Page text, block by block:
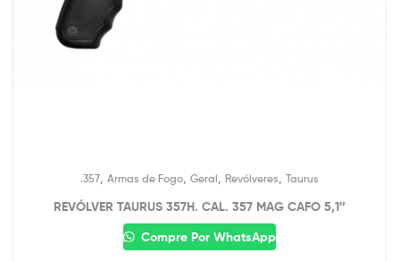
.357 Armas de Fogo Geral Revólveres Taurus
REVÓLVER TAURUS 357H. CAL. 357 MAG CAFO 5,1″
Compre Por WhatsApp